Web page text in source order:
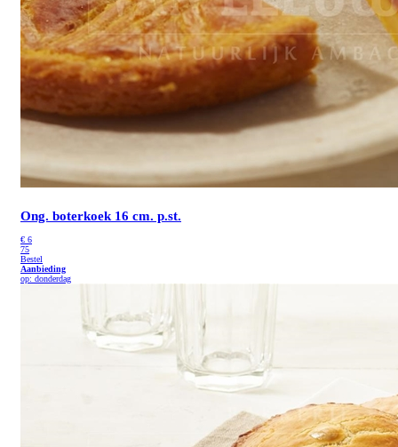
Ong. boterkoek 16 cm. p.st.
€ 6
75
Bestel
Aanbieding
op: donderdag